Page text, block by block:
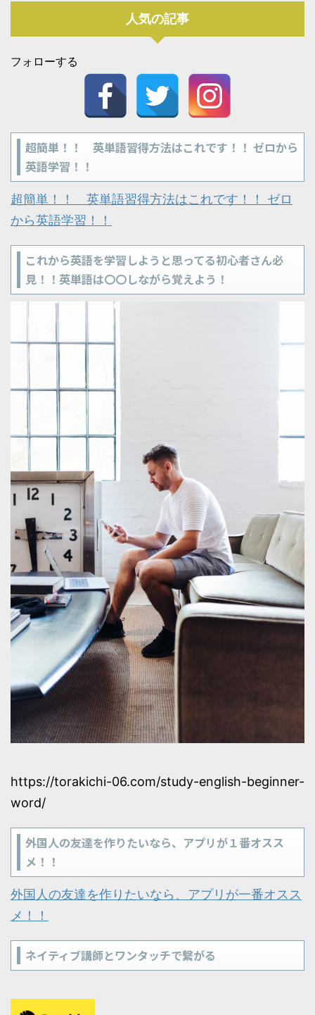
人気の記事
フォローする
超簡単！！ 英単語習得方法はこれです！！ ゼロから
英語学習！！
超簡単！！ 英単語習得方法はこれです！！ ゼロ
から英語学習！！
これから英語を学習しようと思ってる初心者さん必
見！！英単語は〇〇しながら覚えよう！
https://torakichi-06.com/study-english-beginner-
word/
外国人の友達を作りたいなら、アプリが１番オスス
メ！！
外国人の友達を作りたいなら、アプリが一番オスス
メ！！
ネイティブ講師とワンタッチで繋がる